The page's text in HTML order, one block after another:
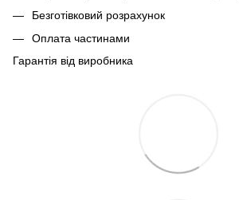
Безготівковий розрахунок
Оплата частинами
Гарантія від виробника